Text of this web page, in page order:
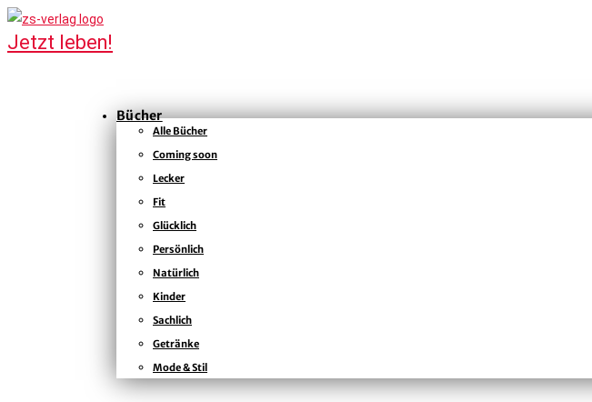
Bücher
Alle Bücher
Coming soon
Lecker
Fit
Glücklich
Persönlich
Natürlich
Kinder
Sachlich
Getränke
Mode & Stil